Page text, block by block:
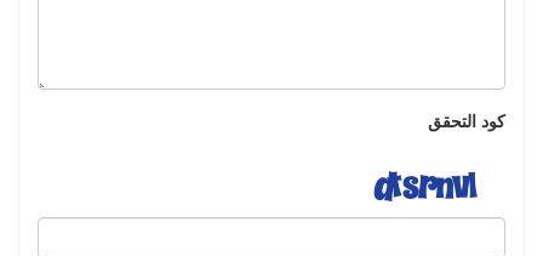
كود التحقق